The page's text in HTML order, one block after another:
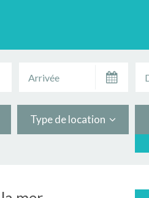
Type de location